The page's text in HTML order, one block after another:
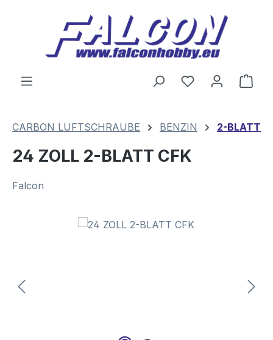
Zum Hauptinhalt springen
Du hast 0
CARBON LUFTSCHRAUBE BENZIN 2-BLATT
24 ZOLL 2-BLATT CFK
Falcon
Bildergalerie überspringen